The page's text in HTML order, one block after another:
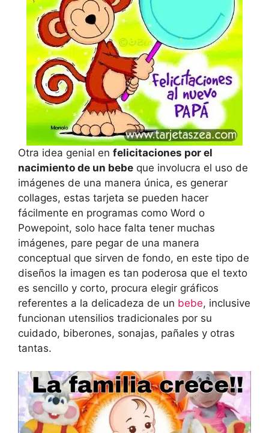
Otra idea genial en felicitaciones por el
nacimiento de un bebe que involucra el uso de
imágenes de una manera única, es generar
collages, estas tarjeta se pueden hacer
fácilmente en programas como Word o
Powepoint, solo hace falta tener muchas
imágenes, pare pegar de una manera
conceptual que sirven de fondo, en este tipo de
diseños la imagen es tan poderosa que el texto
es sencillo y corto, procura elegir gráficos
referentes a la delicadeza de un bebe, inclusive
funcionan utensilios tradicionales por su
cuidado, biberones, sonajas, pañales y otras
tantas.